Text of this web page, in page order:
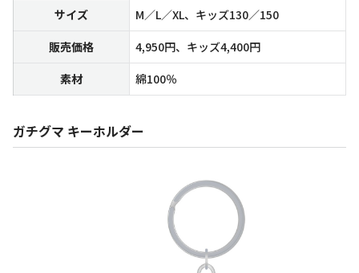
サイズ
M／L／XL、キッズ130／150
販売価格
4,950円、キッズ4,400円
素材
綿100％
ガチグマ キーホルダー